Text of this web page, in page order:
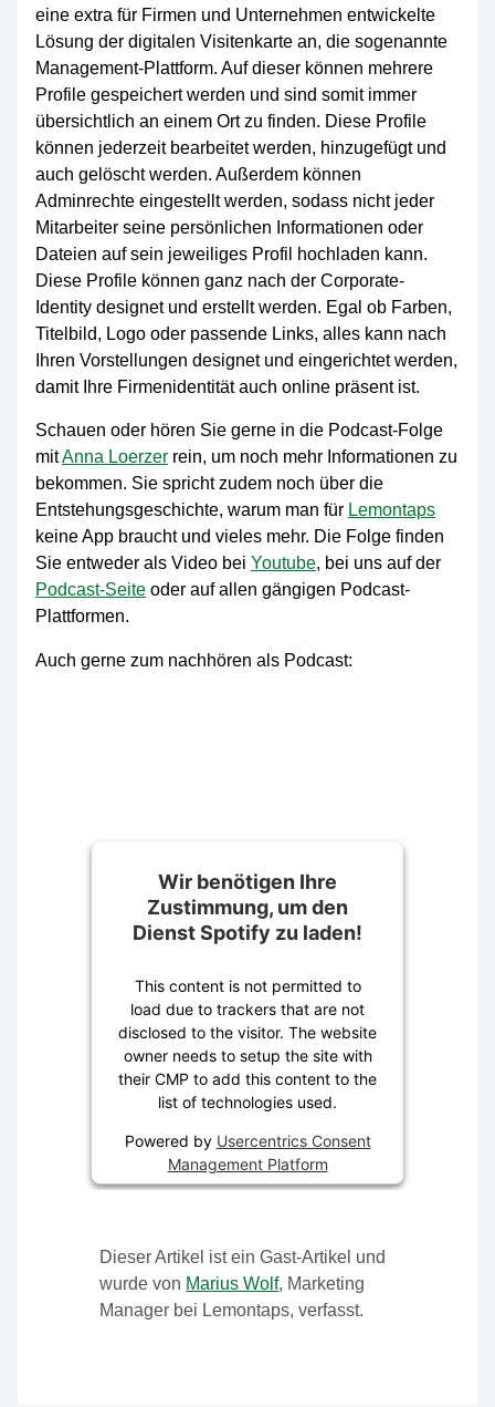
eine extra für Firmen und Unternehmen entwickelte
Lösung der digitalen Visitenkarte an, die sogenannte
Management-Plattform. Auf dieser können mehrere
Profile gespeichert werden und sind somit immer
übersichtlich an einem Ort zu finden. Diese Profile
können jederzeit bearbeitet werden, hinzugefügt und
auch gelöscht werden. Außerdem können
Adminrechte eingestellt werden, sodass nicht jeder
Mitarbeiter seine persönlichen Informationen oder
Dateien auf sein jeweiliges Profil hochladen kann.
Diese Profile können ganz nach der Corporate-
Identity designet und erstellt werden. Egal ob Farben,
Titelbild, Logo oder passende Links, alles kann nach
Ihren Vorstellungen designet und eingerichtet werden,
damit Ihre Firmenidentität auch online präsent ist.
Schauen oder hören Sie gerne in die Podcast-Folge
mitAnna Loerzerrein, um noch mehr Informationen zu
bekommen. Sie spricht zudem noch über die
Entstehungsgeschichte, warum man für Lemontaps
keine App braucht und vieles mehr. Die Folge finden
Sie entweder als Video bei Youtube, bei uns auf der
Podcast-Seiteoder auf allen gängigen Podcast-
Plattformen.
Auch gerne zum nachhören als Podcast:
Wir benötigen Ihre
Zustimmung, um den
Dienst Spotify zu laden!
This content is not permitted to
load due to trackers that are not
disclosed to the visitor. The website
owner needs to setup the site with
their CMP to add this content to the
list of technologies used.
Powered by Usercentrics Consent
Management Platform
Dieser Artikel ist ein Gast-Artikel und
wurde von Marius Wolf, Marketing
Manager bei Lemontaps, verfasst.